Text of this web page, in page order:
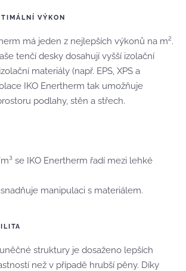
VÝKON
má jeden z nejlepších výkonů na m².
tenčí desky dosahují vyšší izolační
materiály (např. EPS, XPS a
IKO Enertherm tak umožňuje
podlahy, stěn a střech.
se IKO Enertherm řadí mezi lehké
manipulaci s materiálem.
struktury je dosaženo lepších
než v případě hrubší pěny. Díky